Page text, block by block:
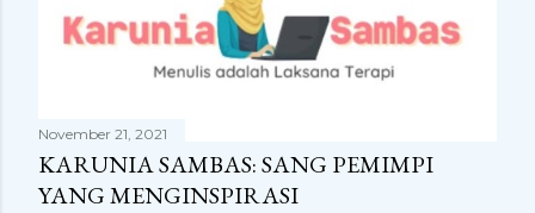
November 21, 2021
KARUNIA SAMBAS: SANG PEMIMPI
YANG MENGINSPIRASI